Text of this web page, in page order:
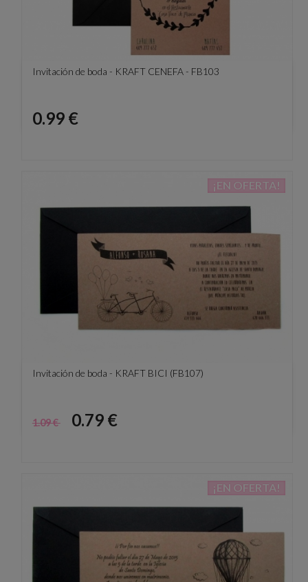
Invitación de boda - KRAFT CENEFA - FB103
Precio
0.99 €
Invitación de boda - KRAFT BICI (FB107)
Precio
base
Precio
1.09 € 0.79 €
¡EN OFERTA!
¡EN OFERTA!